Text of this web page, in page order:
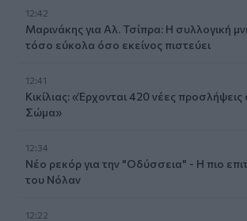
12:42
Μαρινάκης για Αλ. Τσίπρα: Η συλλογική
τόσο εύκολα όσο εκείνος πιστεύει
12:41
Κικίλιας: «Έρχονται 420 νέες προσλήψεις
Σώμα»
12:34
Νέο ρεκόρ για την "Οδύσσεια" - Η πιο
του Νόλαν
12:22